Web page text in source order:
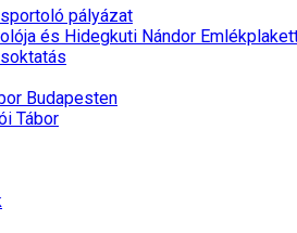
pályázat
és Hidegkuti Nándor
Budapesten
Tábor